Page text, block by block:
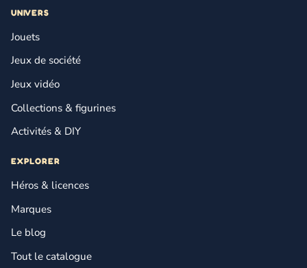
UNIVERS
Jouets
Jeux de société
Jeux vidéo
Collections & figurines
Activités & DIY
EXPLORER
Héros & licences
Marques
Le blog
Tout le catalogue